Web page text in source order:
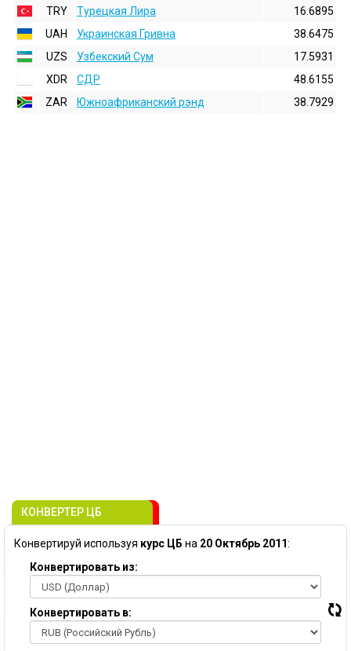
TRY
Турецкая Лира
16.6895
UAH
Украинская Гривна
38.6475
UZS
Узбекский Сум
17.5931
XDR
СДР
48.6155
ZAR
Южноафриканский рэнд 38.7929
КОНВЕРТЕР ЦБ
Конвертируй используя курс ЦБ на 20 Октябрь 2011:
Конвертировать из:
Конвертировать в: